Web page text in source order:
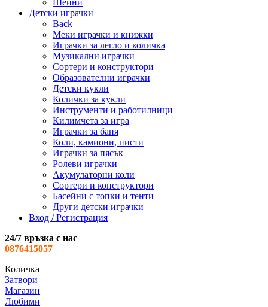
Шейни
Детски играчки
Back
Меки играчки и книжки
Играчки за легло и количка
Музикални играчки
Сортери и конструктори
Образователни играчки
Детски кукли
Колички за кукли
Инструменти и работилници
Килимчета за игра
Играчки за баня
Коли, камиони, писти
Играчки за пясък
Ролеви играчки
Акумулаторни коли
Сортери и конструктори
Басейни с топки и тенти
Други детски играчки
Вход / Регистрация
24/7 връзка с нас
0876415057
Количка
Затвори
Магазин
Любими